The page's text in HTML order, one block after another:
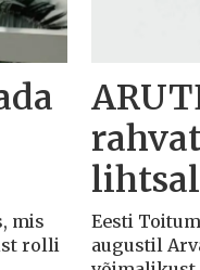
mis
rolli
Eesti
augustil